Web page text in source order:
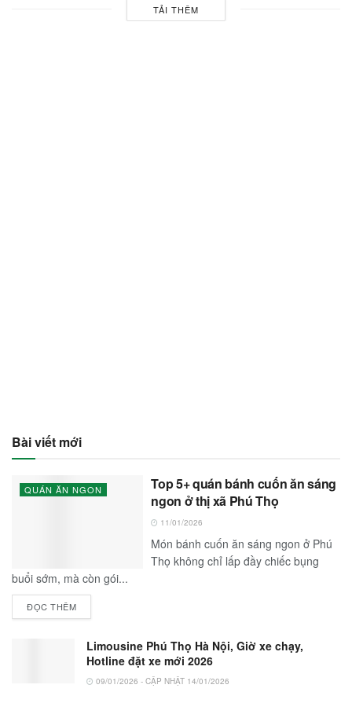
TẢI THÊM
Bài viết mới
QUÁN ĂN NGON
Top 5+ quán bánh cuốn ăn sáng
ngon ở thị xã Phú Thọ
11/01/2026
Món bánh cuốn ăn sáng ngon ở Phú
Thọ không chỉ lấp đầy chiếc bụng
buổi sớm, mà còn gói...
ĐỌC THÊM
Limousine Phú Thọ Hà Nội, Giờ xe chạy,
Hotline đặt xe mới 2026
09/01/2026 - CẬP NHẬT 14/01/2026